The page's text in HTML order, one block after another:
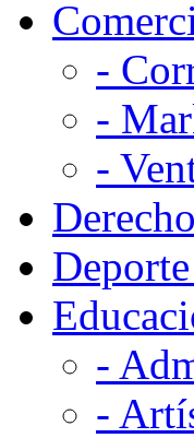
-
-
-
-
-